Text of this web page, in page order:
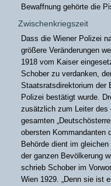
Bewaffnung gehörte die
Zwischenkriegszeit
Dass die Wiener Polizei
größere Veränderungen
1918 vom Kaiser
Schober zu verdanken,
Staatsratsdirektorium der
Polizei bestätigt wurde.
zusätzlich zum Leiter des
gesamten
obersten Kommandanten
Behörde dient im
der ganzen Bevölkerung
schrieb Schober im
Wien 1929. „Denn sie ist